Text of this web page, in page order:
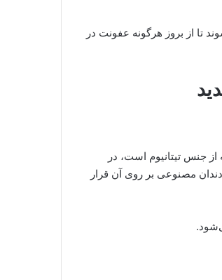
تا از بروز هرگونه عفونت در
جنس تیتانیوم است، در
مصنوعی بر روی آن قرار